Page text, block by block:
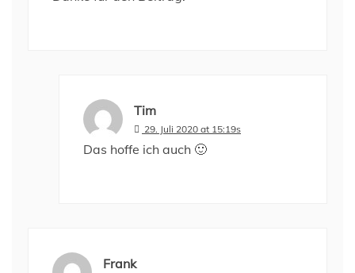
Tim
29. Juli 2020 at 15:19s
Das hoffe ich auch 🙂
Frank